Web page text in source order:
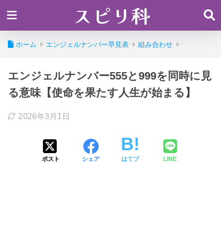
スピリ科
ホーム エンジェルナンバー早見表 組み合わせ
エンジェルナンバー555と999を同時に見
る意味【使命を果たす人生が始まる】
2026年3月1日
ポスト シェア はてブ LINE